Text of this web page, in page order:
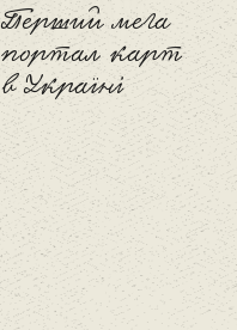
Перший мега
портал карт
в Україні